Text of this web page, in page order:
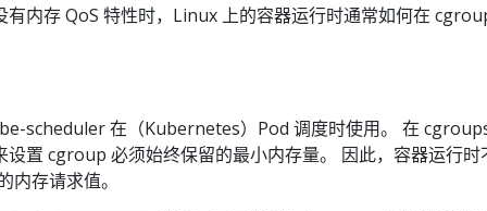
有内存 QoS 特性时，Linux 上的容器运行时通常如何在
scheduler 在（Kubernetes）Pod 调度时使用。 在
设置 cgroup 必须始终保留的最小内存量。 因此，容器运行时
内存请求值。